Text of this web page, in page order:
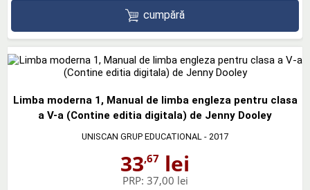
cumpără
Limba moderna 1, Manual de limba engleza pentru clasa
a V-a (Contine editia digitala) de Jenny Dooley
UNISCAN GRUP EDUCATIONAL - 2017
33,67 lei
PRP: 37,00 lei